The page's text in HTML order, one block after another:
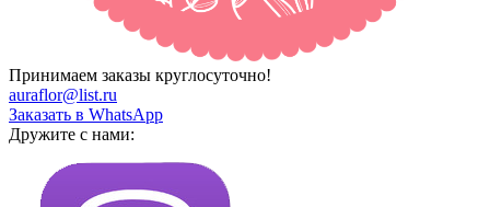
Принимаем заказы круглосуточно!
auraflor@list.ru
Заказать в WhatsApp
Дружите с нами: